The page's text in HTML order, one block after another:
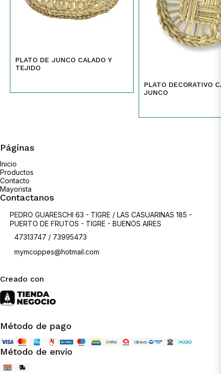
PLATO DE JUNCO CALADO Y
TEJIDO
PLATO DECORATIVO
JUNCO
Páginas
Inicio
Productos
Contacto
Mayorista
Contactanos
PEDRO GUARESCHI 63 - TIGRE / LAS CASUARINAS 185 -
PUERTO DE FRUTOS - TIGRE - BUENOS AIRES
47313747 / 73995473
mymcoppes@hotmail.com
Creado con
Método de pago
Método de envío